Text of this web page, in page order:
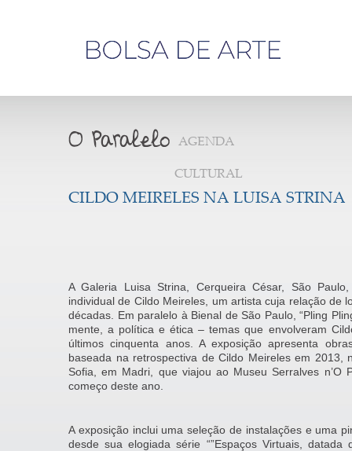
AGENDA
CULTURAL
CILDO MEIRELES NA LUISA STRINA
A Galeria Luisa Strina, Cerqueira César, São Paulo,
individual de Cildo Meireles, um artista cuja relação de
décadas. Em paralelo à Bienal de São Paulo, “Pling
mente, a política e ética – temas que envolveram
últimos cinquenta anos. A exposição apresenta
baseada na retrospectiva de Cildo Meireles em 2013,
Sofia, em Madri, que viajou ao Museu Serralves n’O
começo deste ano.
A exposição inclui uma seleção de instalações e uma
desde sua elogiada série “”Espaços Virtuais,